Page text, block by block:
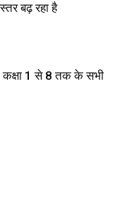
बढ़ रहा है
कक्षा 1 से 8 तक के सभी